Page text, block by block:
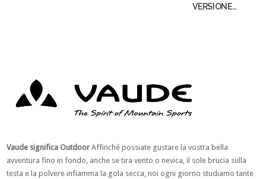
VERSIONE...
Vaude significa Outdoor Affinché possiate gustare la vostra bella
avventura fino in fondo, anche se tira vento o nevica, il sole brucia sulla
testa e la polvere infiamma la gola secca, noi ogni giorno studiamo tante